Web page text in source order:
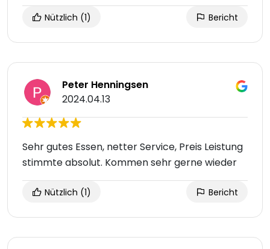
Nützlich (1) Bericht
Peter Henningsen
2024.04.13
Sehr gutes Essen, netter Service, Preis Leistung
stimmte absolut. Kommen sehr gerne wieder
Nützlich (1) Bericht